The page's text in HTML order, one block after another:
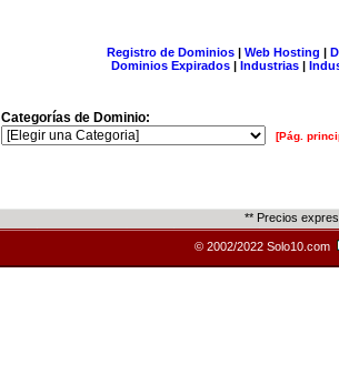
Registro de Dominios| Web Hosting |
Dominios Expirados | Industrias |
Categorías de Dominio:
[Pág.
** Precios
© 2002/2022 Solo10.com